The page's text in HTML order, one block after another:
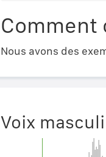
Comment
Nous avons des
Voix